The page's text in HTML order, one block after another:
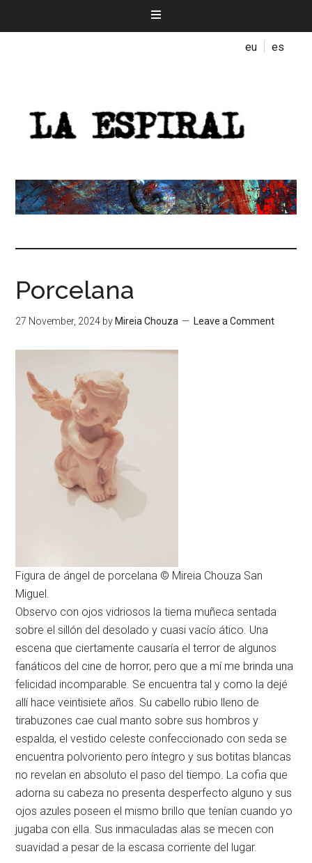
eu es
Porcelana
27 November, 2024 by Mireia Chouza Leave a Comment
Figura de ángel de porcelana © Mireia Chouza San
Miguel.
Observo con ojos vidriosos la tierna muñeca sentada
sobre el sillón del desolado y cuasi vacío ático. Una
escena que ciertamente causaría el terror de algunos
fanáticos del cine de horror, pero que a mí me brinda una
felicidad incomparable. Se encuentra tal y como la dejé
allí hace veintisiete años. Su cabello rubio lleno de
tirabuzones cae cual manto sobre sus hombros y
espalda, el vestido celeste confeccionado con seda se
encuentra polvoriento pero íntegro y sus botitas blancas
no revelan en absoluto el paso del tiempo. La cofia que
adorna su cabeza no presenta desperfecto alguno y sus
ojos azules poseen el mismo brillo que tenían cuando yo
jugaba con ella. Sus inmaculadas alas se mecen con
suavidad a pesar de la escasa corriente del lugar.